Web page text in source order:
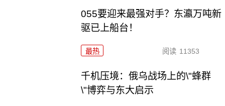
055要迎来最强对手？东瀛万吨新
驱已上船台！
最热 阅读 11353
千机压境：俄乌战场上的\"蜂群
\"博弈与东大启示